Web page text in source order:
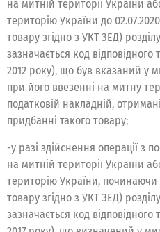
на митній території України
територію України до
товару згідно з УКТ ЗЕД)
зазначається код відповідного
2012 року), що був вказаний у
при його ввезенні на митну
податковій накладній,
придбанні такого товару;
-у разі здійснення операції з
на митній території України
територію України, починаючи
товару згідно з УКТ ЗЕД)
зазначається код відповідного